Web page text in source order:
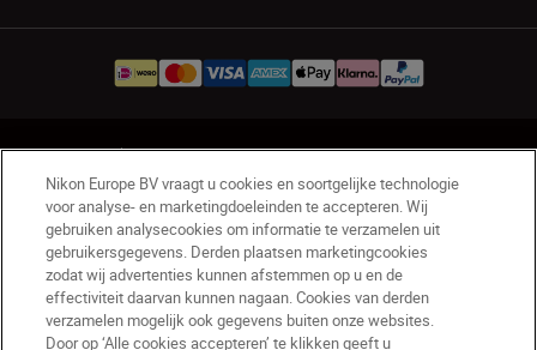
NL Nikon Sites
Contact opnemen
Privacyverklaring
Gebruiksvoorwaarden
Nikon Store - Algemene voorwaarden
Cookieverklaring
Toegankelijkheid
Cookie-instellingen
© 2026 Nikon
Nikon Europe BV vraagt u cookies en soortgelijke technologie
voor analyse- en marketingdoeleinden te accepteren. Wij
gebruiken analysecookies om informatie te verzamelen uit
gebruikersgegevens. Derden plaatsen marketingcookies
zodat wij advertenties kunnen afstemmen op u en de
effectiviteit daarvan kunnen nagaan. Cookies van derden
verzamelen mogelijk ook gegevens buiten onze websites.
Door op ‘Alle cookies accepteren’ te klikken geeft u